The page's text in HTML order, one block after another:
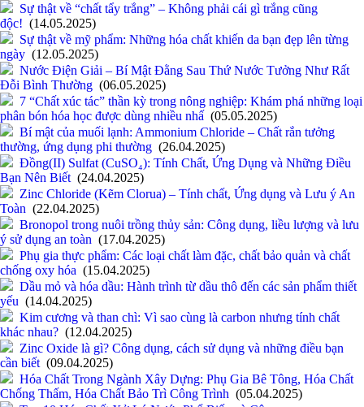
Sự thật về “chất tẩy trắng” – Không phải cái gì trắng cũng
độc! (14.05.2025)
Sự thật về mỹ phẩm: Những hóa chất khiến da bạn đẹp lên từng
ngày (12.05.2025)
Nước Điện Giải – Bí Mật Đằng Sau Thứ Nước Tưởng Như Rất
Đỗi Bình Thường (06.05.2025)
7 “Chất xúc tác” thần kỳ trong nông nghiệp: Khám phá những loại
phân bón hóa học được dùng nhiều nhấ (05.05.2025)
Bí mật của muối lạnh: Ammonium Chloride – Chất rắn tưởng
thường, ứng dụng phi thường (26.04.2025)
Đồng(II) Sulfat (CuSO₄): Tính Chất, Ứng Dụng và Những Điều
Bạn Nên Biết (24.04.2025)
Zinc Chloride (Kẽm Clorua) – Tính chất, Ứng dụng và Lưu ý An
Toàn (22.04.2025)
Bronopol trong nuôi trồng thủy sản: Công dụng, liều lượng và lưu
ý sử dụng an toàn (17.04.2025)
Phụ gia thực phẩm: Các loại chất làm đặc, chất bảo quản và chất
chống oxy hóa (15.04.2025)
Dầu mỏ và hóa dầu: Hành trình từ dầu thô đến các sản phẩm thiết
yếu (14.04.2025)
Kim cương và than chì: Vì sao cùng là carbon nhưng tính chất
khác nhau? (12.04.2025)
Zinc Oxide là gì? Công dụng, cách sử dụng và những điều bạn
cần biết (09.04.2025)
Hóa Chất Trong Ngành Xây Dựng: Phụ Gia Bê Tông, Hóa Chất
Chống Thấm, Hóa Chất Bảo Trì Công Trình (05.04.2025)